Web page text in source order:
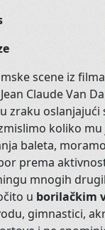
Balet za
uvijek za
Trbušni
Tribal
scene iz
Claude Van
zraku oslanjajući
koliko
baleta,
prema
mnogih
u borilačkim
gimnastici,